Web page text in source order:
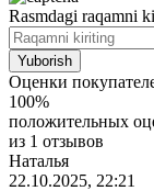
Rasmdagi raqamni
Оценки
100%
положительных
из 1 отзывов
Наталья
22.10.2025, 22:21